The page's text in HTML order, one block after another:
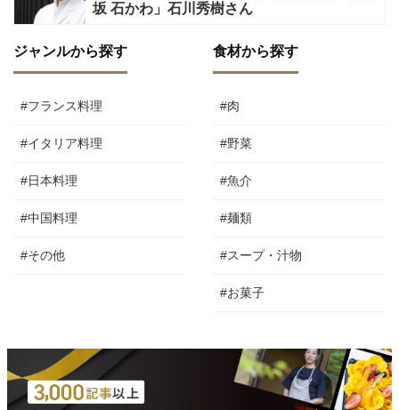
坂 石かわ」石川秀樹さん
ジャンルから探す
#フランス料理
#イタリア料理
#日本料理
#中国料理
#その他
食材から探す
#肉
#野菜
#魚介
#麺類
#スープ・汁物
#お菓子